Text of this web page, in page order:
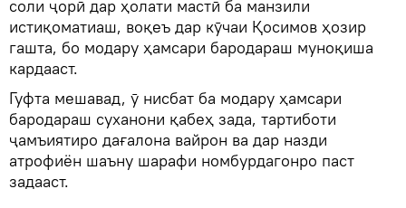
соли ҷорӣ дар ҳолати мастӣ ба манзили
истиқоматиаш, воқеъ дар кӯчаи Қосимов ҳозир
гашта, бо модару ҳамсари бародараш муноқиша
кардааст.
Гуфта мешавад, ӯ нисбат ба модару ҳамсари
бародараш суханони қабеҳ зада, тартиботи
ҷамъиятиро дағалона вайрон ва дар назди
атрофиён шаъну шарафи номбурдагонро паст
задааст.